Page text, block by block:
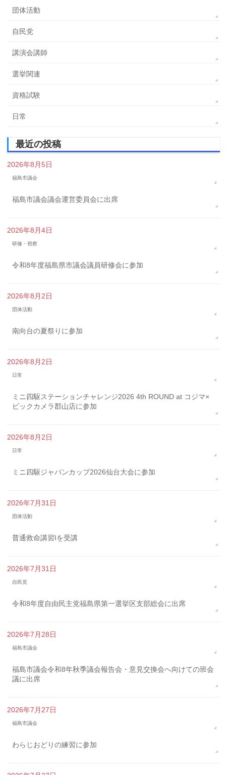
団体活動
自民党
講演会講師
選挙関連
資格試験
日常
最近の投稿
2026年8月5日
福島市議会
福島市議会議会運営委員会に出席
2026年8月4日
研修・視察
令和8年度福島県市議会議員研修会に参加
2026年8月2日
団体活動
南向台の夏祭りに参加
2026年8月2日
日常
ミニ四駆ステーションチャレンジ2026 4th ROUND at コジマ×
ビックカメラ郡山店に参加
2026年8月2日
日常
ミニ四駆ジャパンカップ2026仙台大会に参加
2026年7月31日
団体活動
普通救命講習Iを受講
2026年7月31日
自民党
令和8年度自由民主党福島県第一選挙区支部総会に出席
2026年7月28日
福島市議会
福島市議会令和8年秋季議会報告会・意見交換会へ向けての班会
議に出席
2026年7月27日
福島市議会
わらじおどりの練習に参加